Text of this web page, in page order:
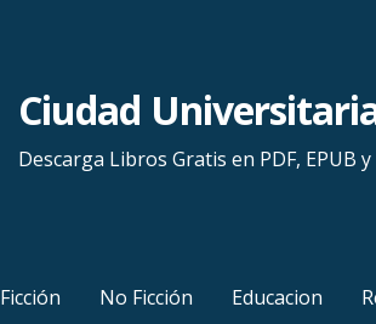
Ciudad
Descarga Libros Gratis en PDF, EPUB y
Ficción No Ficción Educacion